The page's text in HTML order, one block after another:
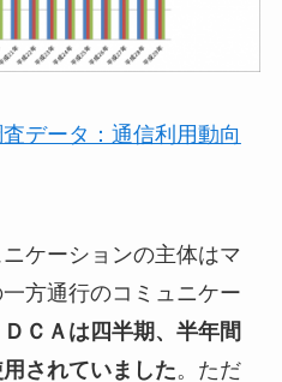
データ：通信利用動向
ケーションの主体はマ
方通行のコミュニケー
ＤＣＡは四半期、半年間
されていました。ただ